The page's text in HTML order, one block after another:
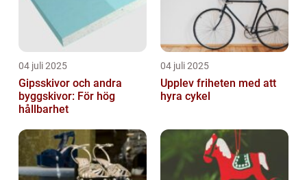
04 juli 2025
Gipsskivor och andra
byggskivor: För hög
hållbarhet
04 juli 2025
Upplev friheten med att
hyra cykel